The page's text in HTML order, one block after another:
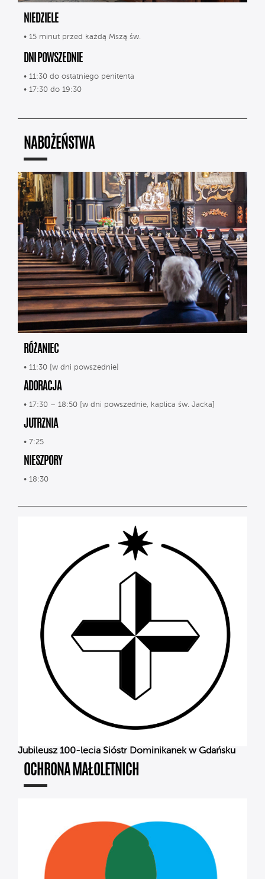
NIEDZIELE
• 15 minut przed każdą Mszą św.
DNI POWSZEDNIE
• 11:30 do ostatniego penitenta
• 17:30 do 19:30
NABOŻEŃSTWA
RÓŻANIEC
• 11:30 [w dni powszednie]
ADORACJA
• 17:30 – 18:50 [w dni powszednie, kaplica św. Jacka]
JUTRZNIA
• 7:25
NIESZPORY
• 18:30
Jubileusz 100-lecia Sióstr Dominikanek w Gdańsku
OCHRONA MAŁOLETNICH